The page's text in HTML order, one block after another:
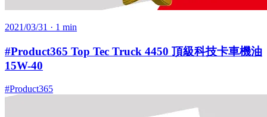
2021/03/31 · 1 min
#Product365 Top Tec Truck 4450 頂級科技卡車機油
15W-40
#Product365